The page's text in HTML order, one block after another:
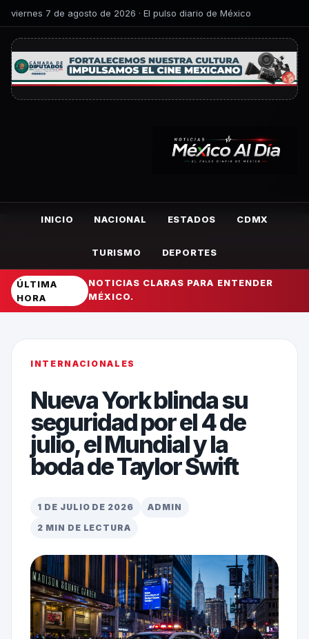
viernes 7 de agosto de 2026 · El pulso diario de México
INICIO NACIONAL ESTADOS CDMX
TURISMO DEPORTES
ÚLTIMA
HORA
NOTICIAS CLARAS PARA ENTENDER
MÉXICO.
INTERNACIONALES
Nueva York blinda su
seguridad por el 4 de
julio, el Mundial y la
boda de Taylor Swift
1 DE JULIO DE 2026
ADMIN
2 MIN DE LECTURA